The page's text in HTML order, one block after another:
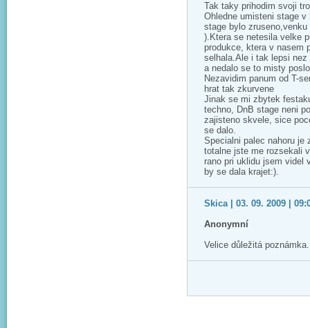
Tak taky prihodim svoji
Ohledne umisteni stage v
stage bylo
).Ktera se netesila velke
produkce, ktera v nasem
selhala.Ale i tak lepsi
a nedalo se to misty
Nezavidim panum od T-
hrat tak zkurvene
Jinak se mi zbytek
techno, DnB stage neni
zajisteno skvele, sice
se dalo.
Specialni palec nahoru je
totalne jste me rozsekali
rano pri uklidu jsem videl
by se dala krajet:).
Skica | 03. 09. 2009 |
Anonymní
Velice důležitá